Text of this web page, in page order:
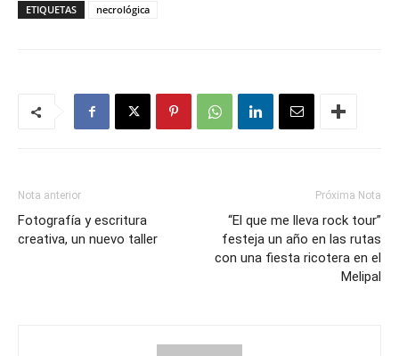
ETIQUETAS necrológica
Nota anterior
Fotografía y escritura
creativa, un nuevo taller
Próxima Nota
“El que me lleva rock tour”
festeja un año en las rutas
con una fiesta ricotera en el
Melipal